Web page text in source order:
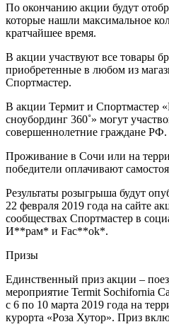
По окончанию акции будут
которые нашли максимальное
кратчайшее время.
В акции участвуют все товары
приобретенные в любом из
Спортмастер.
В акции Термит и Спортмастер
сноубординг 360˚» могут
совершеннолетние граждане РФ.
Проживание в Сочи или на
победители оплачивают
Результаты розыгрыша будут
22 февраля 2019 года на сайте
сообществах Спортмастер в
И**рам* и Fac**ok*.
Призы
Единственный приз акции –
мероприятие Termit Sochifornia
с 6 по 10 марта 2019 года на
курорта «Роза Хутор». Приз